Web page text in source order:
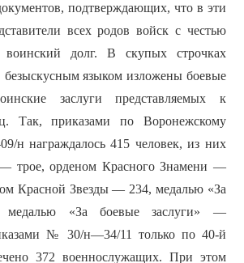
подтверждающих, что в эти
всех родов войск с честью
долг. В скупых строчках
безыскусным языком изложены боевые
заслуги представляемых к
Так, приказами по Воронежскому
н награждалось 415 человек, из них
трое, орденом Красного Знамени —
Красной Звезды — 234, медалью «За
«За боевые заслуги» —
№ 30/н—34/11 только по 40-й
372 военнослужащих. При этом